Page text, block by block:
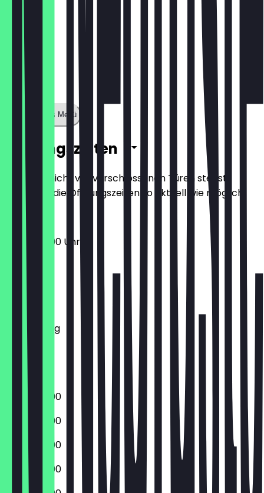
Zeige ganzes Menü
Öffnungszeiten
Damit du nicht vor verschlossenen Türen stehst,
halten wir die Öffnungszeiten so aktuell wie möglich.
10:00 - 23:00 Uhr
Montag
Dienstag
Mittwoch
Donnerstag
Freitag
Samstag
Sonntag
10:00 - 23:00
10:00 - 23:00
10:00 - 23:00
10:00 - 23:00